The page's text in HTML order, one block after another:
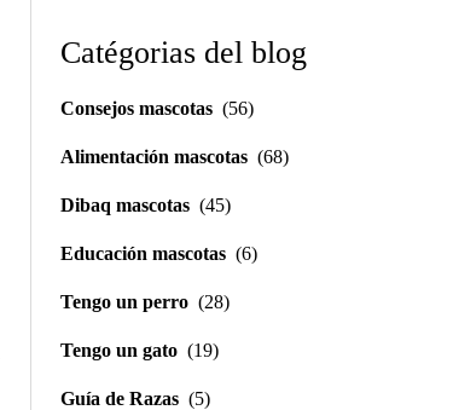
Catégorias del blog
Consejos mascotas (56)
Alimentación mascotas (68)
Dibaq mascotas (45)
Educación mascotas (6)
Tengo un perro (28)
Tengo un gato (19)
Guía de Razas (5)